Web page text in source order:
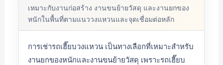
เหมาะกับงานก่อสร้าง งานขนย้ายวัสดุ และงานยกของ
หนักในพื้นที่ตามแนววงแหวนและจุดเชื่อมต่อหลัก
การเช่ารถเฮี๊ยบวงแหวน เป็นทางเลือกที่เหมาะสำหรับ
งานยกของหนักและงานขนย้ายวัสดุ เพราะรถเฮี๊ยบ